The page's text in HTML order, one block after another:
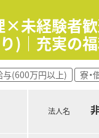
ランスが整っていま
制度など嬉しいメ
×未経験
)｜充実の
与(600万円以上) 寮・
法人名